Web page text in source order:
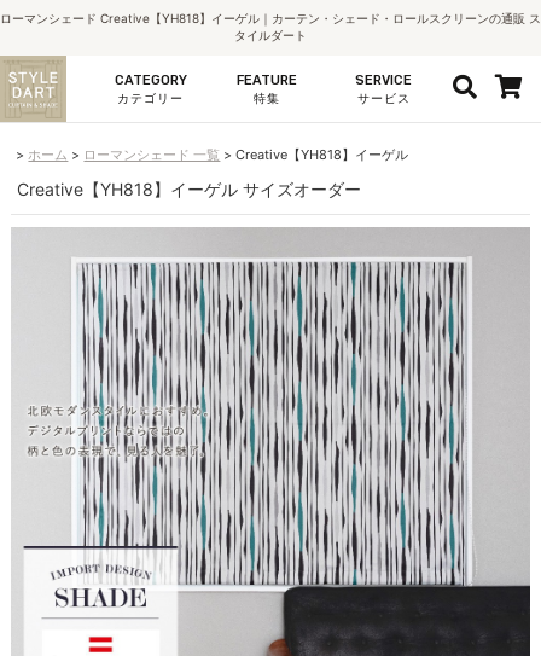
ローマンシェード Creative【YH818】イーゲル｜カーテン・シェード・ロールスクリーンの通販 ス
タイルダート
CATEGORY
カテゴリー
FEATURE
特集
SERVICE
サービス
ホーム ローマンシェード 一覧 Creative【YH818】イーゲル
Creative【YH818】イーゲル サイズオーダー